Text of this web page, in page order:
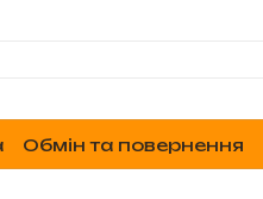
Обмін та повернення